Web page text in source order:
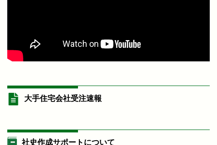
大手住宅会社受注速報
社史作成サポートについて